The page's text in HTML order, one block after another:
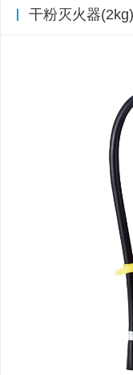
干粉灭火器